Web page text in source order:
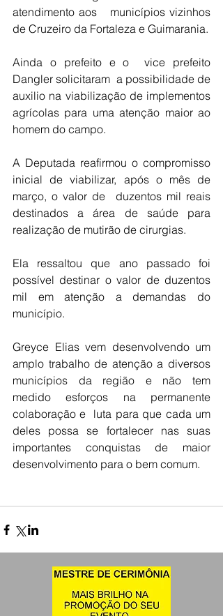
atendimento aos   municípios vizinhos
de Cruzeiro da Fortaleza e Guimarania.
Ainda o prefeito e o  vice prefeito
Dangler solicitaram  a possibilidade de
auxilio na viabilização de implementos
agrícolas para uma atenção maior ao
homem do campo.
A Deputada reafirmou o compromisso
inicial de viabilizar, após o mês de
março, o valor de  duzentos mil reais
destinados a área de saúde para
realização de mutirão de cirurgias.
Ela ressaltou que ano passado foi
possível destinar o valor de duzentos
mil em atenção a demandas do
município.
Greyce Elias vem desenvolvendo um
amplo trabalho de atenção a diversos
municípios da região e não tem
medido esforços na permanente
colaboração e  luta para que cada um
deles possa se fortalecer nas suas
importantes conquistas de maior
desenvolvimento para o bem comum.